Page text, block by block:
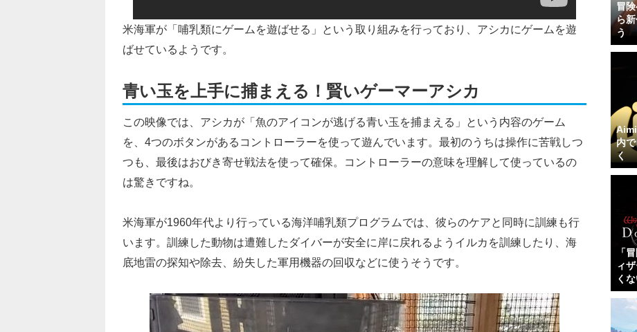
米海軍が「哺乳類にゲームを遊ばせる」という取り組みを行っており、アシカにゲームを遊
ばせているようです。
青い玉を上手に捕まえる！賢いゲーマーアシカ
この映像では、アシカが「魚のアイコンが逃げる青い玉を捕まえる」という内容のゲーム
を、4つのボタンがあるコントローラーを使って遊んでいます。最初のうちは操作に苦戦しつ
つも、最後はおびき寄せ戦法を使って確保。コントローラーの意味を理解して使っているの
は驚きですね。
米海軍が1960年代より行っている海洋哺乳類プログラムでは、彼らのケアと同時に訓練も行
います。訓練した動物は遭難したダイバーが安全に岸に戻れるようイルカを訓練したり、海
底地雷の探知や除去、紛失した軍用機器の回収などに使うそうです。
冒
ら
う
内
く
「
ィ
く